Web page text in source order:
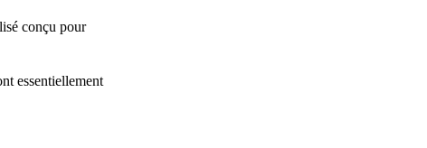
conçu pour
essentiellement